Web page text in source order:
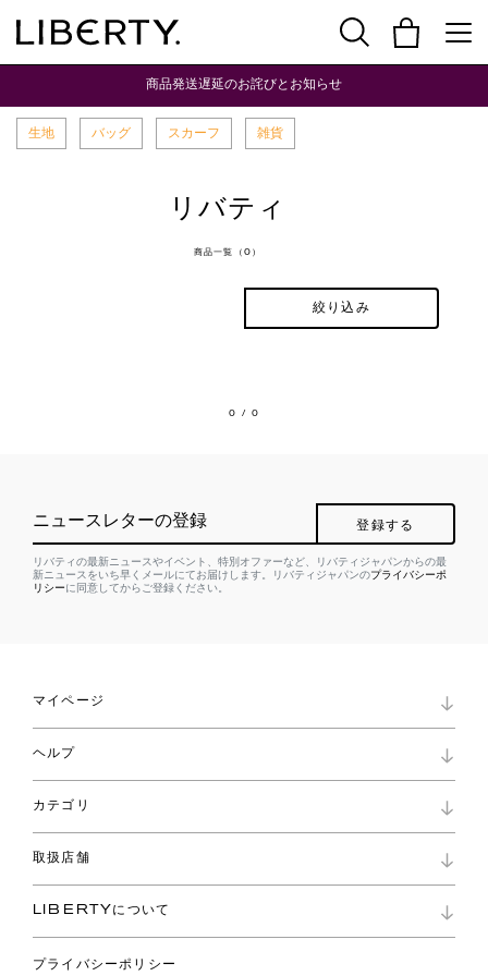
商品発送遅延のお詫びとお知らせ
生地 バッグ スカーフ 雑貨
リバティ
商品一覧（0）
絞り込み
0 / 0
ニュースレターの登録 登録する
リバティの最新ニュースやイベント、特別オファーなど、リバティジャパンからの最
新ニュースをいち早くメールにてお届けします。リバティジャパンのプライバシーポ
リシーに同意してからご登録ください。
マイページ
ロイヤリティプログラム
パスワード再設定
ショッピングバッグ
ヘルプ
お問い合わせ
よくあるご質問
ご利用ガイド
カテゴリ
コレクション
ファブリックス
バッグ
取扱店舗
リバティ・ファブリックス
LIBERTYについて
プライバシーポリシー